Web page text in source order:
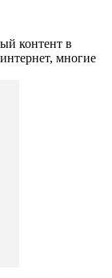
контент в
многие